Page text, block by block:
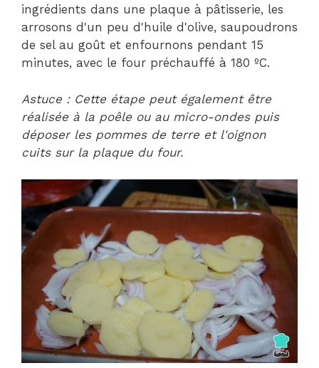
ingrédients dans une plaque à pâtisserie, les
arrosons d'un peu d'huile d'olive, saupoudrons
de sel au goût et enfournons pendant 15
minutes, avec le four préchauffé à 180 ºC.
Astuce : Cette étape peut également être
réalisée à la poêle ou au micro-ondes puis
déposer les pommes de terre et l'oignon
cuits sur la plaque du four.